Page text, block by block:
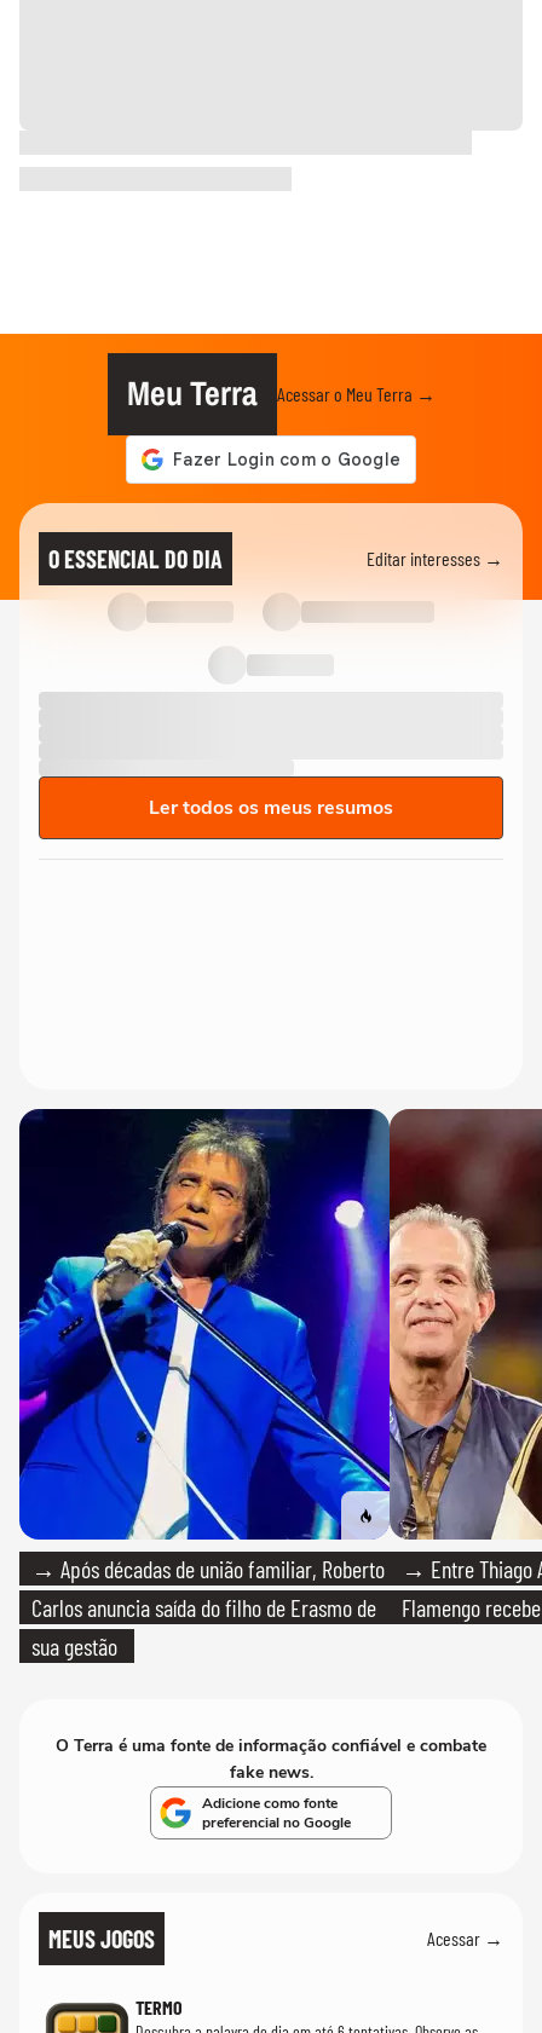
Meu Terra Acessar o Meu Terra →
O ESSENCIAL DO DIA Editar interesses →
Ler todos os meus resumos
→ Após décadas de união familiar, Roberto
Carlos anuncia saída do filho de Erasmo de
sua gestão
→ Entre Thiago
Flamengo
O Terra é uma fonte de informação confiável e combate
fake news.
Adicione como fonte
preferencial no Google
MEUS JOGOS Acessar →
TERMO